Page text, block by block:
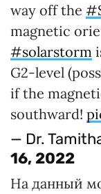
way off the
magnetic
#solarstorm
G2-level
if the
southward!
— Dr.
16, 2022
На данный